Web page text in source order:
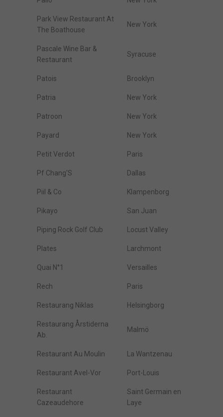
Park View Restaurant At
The Boathouse
New York
Pascale Wine Bar &
Restaurant
Syracuse
Patois Brooklyn
Patria New York
Patroon New York
Payard New York
Petit Verdot Paris
Pf Chang'S Dallas
Piil & Co Klampenborg
Pikayo San Juan
Piping Rock Golf Club Locust Valley
Plates Larchmont
Quai N°1 Versailles
Rech Paris
Restaurang Niklas Helsingborg
Restaurang Årstiderna
Ab.
Malmö
Restaurant Au Moulin La Wantzenau
Restaurant Avel-Vor Port-Louis
Restaurant
Cazeaudehore
Saint Germain en
Laye